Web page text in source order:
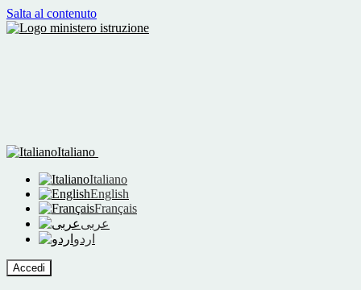
Salta al contenuto
Italiano
Italiano
English
Français
عربى
اردو
Accedi